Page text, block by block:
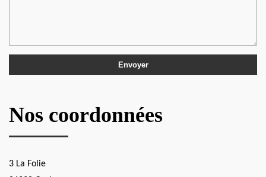
Nos coordonnées
3 La Folie